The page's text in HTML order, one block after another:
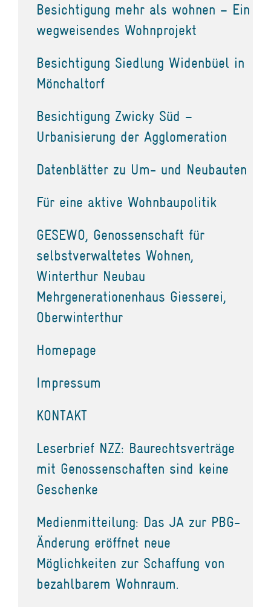
Besichtigung mehr als wohnen – Ein
wegweisendes Wohnprojekt
Besichtigung Siedlung Widenbüel in
Mönchaltorf
Besichtigung Zwicky Süd –
Urbanisierung der Agglomeration
Datenblätter zu Um- und Neubauten
Für eine aktive Wohnbaupolitik
GESEWO, Genossenschaft für
selbstverwaltetes Wohnen,
Winterthur Neubau
Mehrgenerationenhaus Giesserei,
Oberwinterthur
Homepage
Impressum
KONTAKT
Leserbrief NZZ: Baurechtsverträge
mit Genossenschaften sind keine
Geschenke
Medienmitteilung: Das JA zur PBG-
Änderung eröffnet neue
Möglichkeiten zur Schaffung von
bezahlbarem Wohnraum.